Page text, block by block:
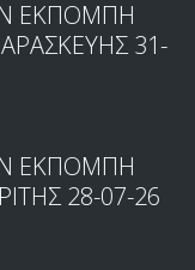
ΕΚΠΟΜΠΗ
31-
ΕΚΠΟΜΠΗ
28-07-26